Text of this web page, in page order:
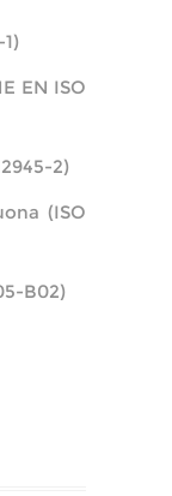
EN ISO
2)
(ISO
B02)